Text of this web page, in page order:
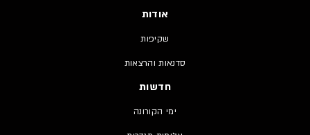
אודות
שקיפות
סדנאות והרצאות
חדשות
ימי הקורונה